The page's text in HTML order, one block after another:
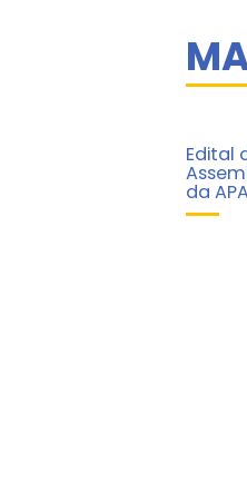
Edital
da